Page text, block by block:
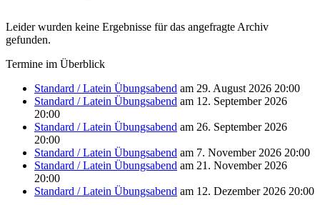
Leider wurden keine Ergebnisse für das angefragte Archiv
gefunden.
Termine im Überblick
Standard / Latein Übungsabend am 29. August 2026 20:00
Standard / Latein Übungsabend am 12. September 2026
20:00
Standard / Latein Übungsabend am 26. September 2026
20:00
Standard / Latein Übungsabend am 7. November 2026 20:00
Standard / Latein Übungsabend am 21. November 2026
20:00
Standard / Latein Übungsabend am 12. Dezember 2026 20:00